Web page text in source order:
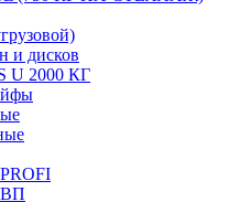
и дисков
2000 КГ
ВП